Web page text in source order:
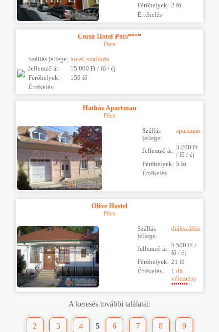
Férőhelyek: 2 fő
Értékelés
Corso Hotel Pécs****
Pécs
Szállás jellege: hotel, szálloda
Jellemző ár:
15 000 Ft / fő / éj
Férőhelyek:
159 fő
Értékelés
Hatház Apartman
Pécs
Szállás
jellege:
apartman
Jellemző ár: 3 200 Ft
/ fő / éj
Férőhelyek: 5 fő
Értékelés
Olive Hostel
Pécs
Szállás
jellege:
diákszállás
Jellemző ár: 5 500 Ft /
fő / éj
Férőhelyek: 21 fő
Értékelés
1 db
vélemény
A keresés további találatai:
2 3 4 5 6 7 8 9